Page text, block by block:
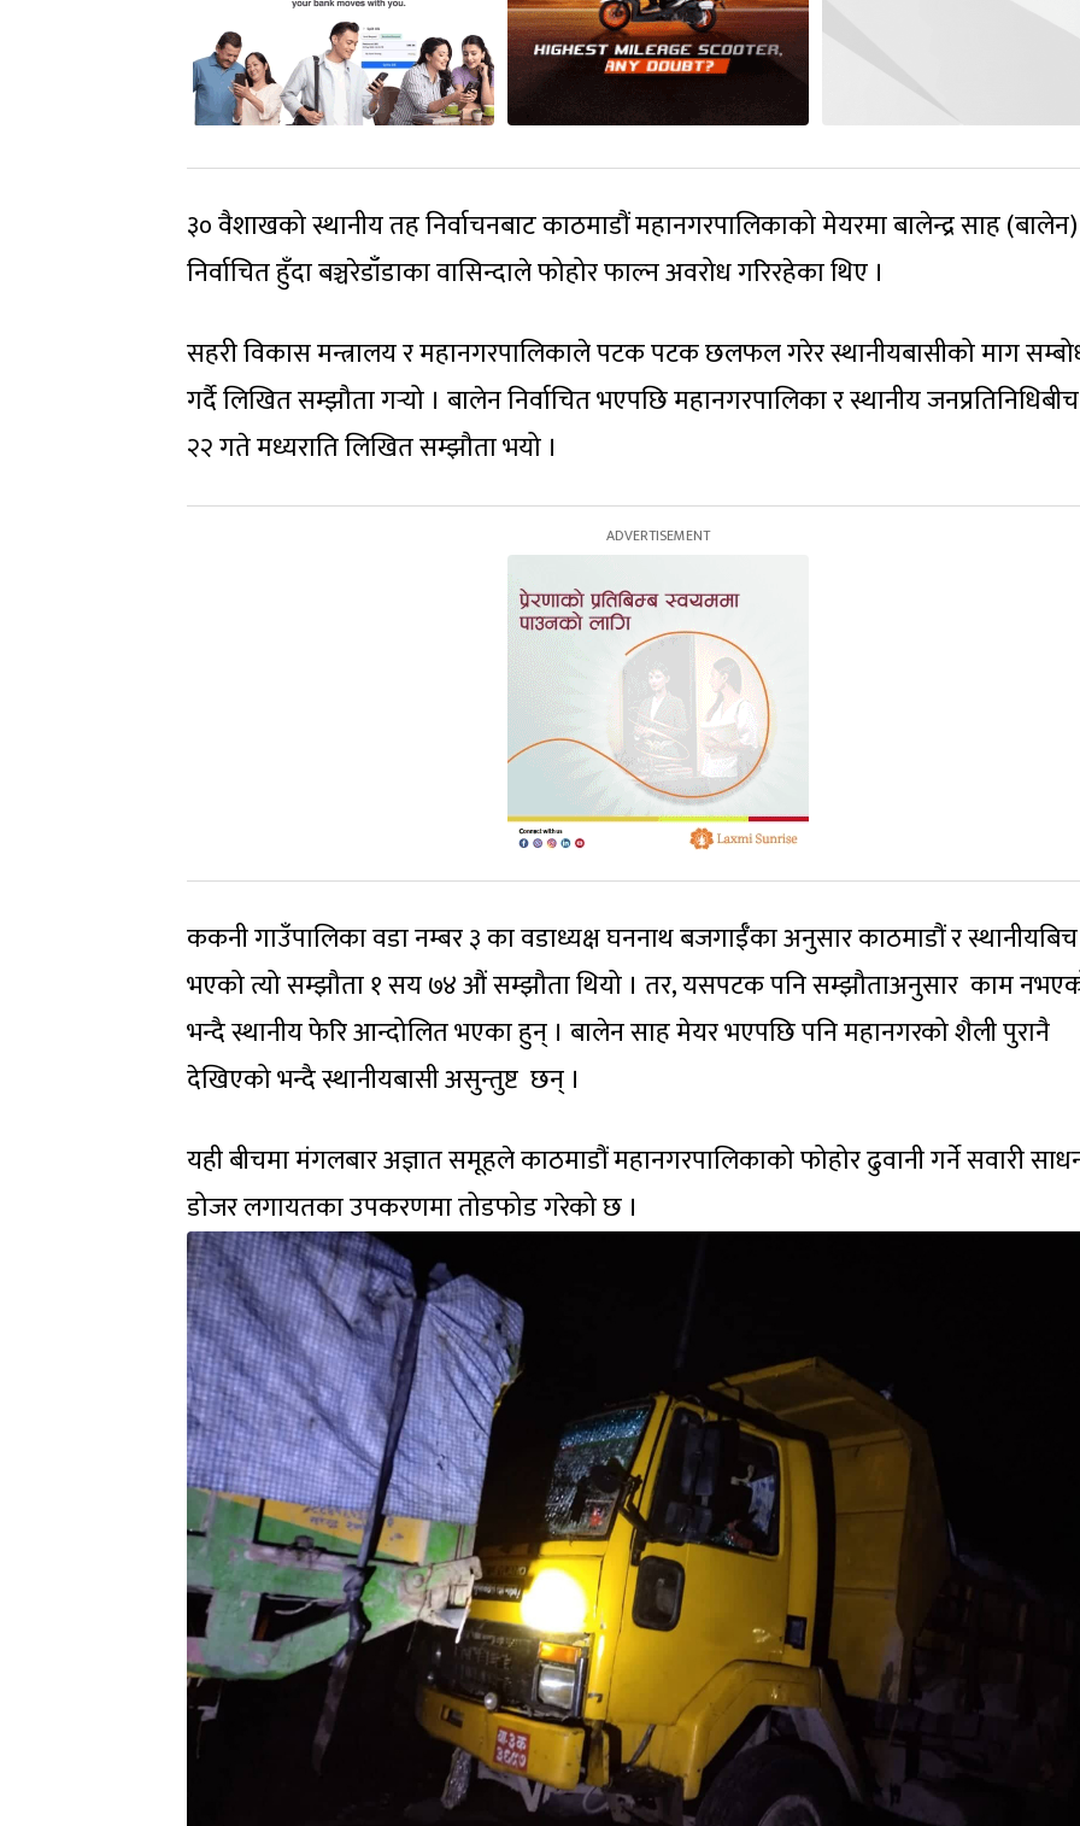
३० वैशाखको स्थानीय तह निर्वाचनबाट काठमाडौं महानगरपालिकाको मेयरमा बालेन्द्र साह (बालेन)
निर्वाचित हुँदा बञ्चरेडाँडाका वासिन्दाले फोहोर फाल्न अवरोध गरिरहेका थिए ।
सहरी विकास मन्त्रालय र महानगरपालिकाले पटक पटक छलफल गरेर स्थानीयबासीको माग
गर्दै लिखित सम्झौता गर्‍यो । बालेन निर्वाचित भएपछि महानगरपालिका र स्थानीय
२२ गते मध्यराति लिखित सम्झौता भयो ।
ककनी गाउँपालिका वडा नम्बर ३ का वडाध्यक्ष घननाथ बजगाईँका अनुसार काठमाडौं र स्थानीयबिच
भएको त्यो सम्झौता १ सय ७४ औं सम्झौता थियो । तर, यसपटक पनि सम्झौताअनुसार काम
भन्दै स्थानीय फेरि आन्दोलित भएका हुन् । बालेन साह मेयर भएपछि पनि महानगरको शैली पुरानै
देखिएको भन्दै स्थानीयबासी असुन्तुष्ट छन् ।
यही बीचमा मंगलबार अज्ञात समूहले काठमाडौं महानगरपालिकाको फोहोर ढुवानी गर्ने सवारी
डोजर लगायतका उपकरणमा तोडफोड गरेको छ ।